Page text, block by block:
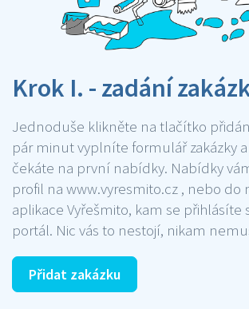
Krok I. - zadání
Jednoduše klikněte na tlačítko
pár minut vyplníte formulář zakázky
čekáte na první nabídky. Nabídky
profil na www.vyresmito.cz , nebo
aplikace Vyřešmito, kam se přihlásíte
portál. Nic vás to nestojí, nikam
Přidat zakázku